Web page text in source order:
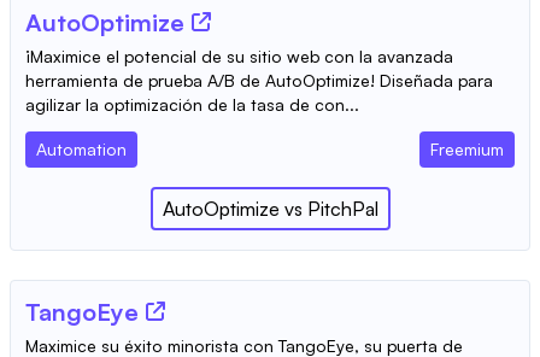
AutoOptimize
¡Maximice el potencial de su sitio web con la avanzada
herramienta de prueba A/B de AutoOptimize! Diseñada para
agilizar la optimización de la tasa de con...
Automation Freemium
AutoOptimize vs PitchPal
TangoEye
Maximice su éxito minorista con TangoEye, su puerta de